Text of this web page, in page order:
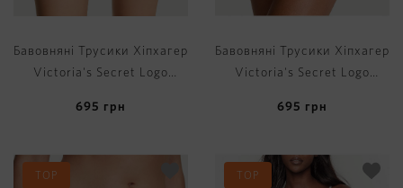
Бавовняні Трусики Хіпхагер
Victoria's Secret Logo
Hiphugger Panty
695 грн
Бавовняні Трусики Хіпхагер
Victoria's Secret Logo
Hiphugger Panty
695 грн
TOP TOP